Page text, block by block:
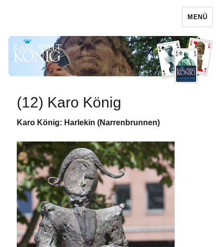
MENÜ
(12) Karo König
Karo König: Harlekin (Narrenbrunnen)